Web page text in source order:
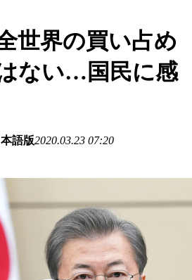
世界の買い占め
ない…国民に感
語版2020.03.23 07:20